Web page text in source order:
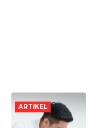
ARTIKEL